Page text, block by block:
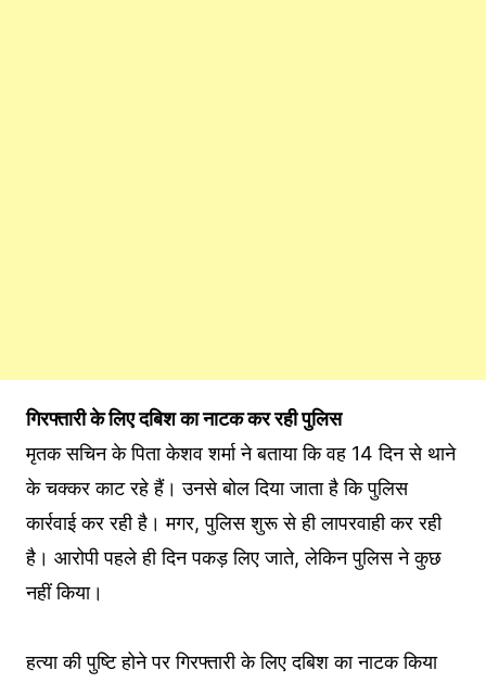
गिरफ्तारी के लिए दबिश का नाटक कर रही पुलिस
मृतक सचिन के पिता केशव शर्मा ने बताया कि वह 14 दिन से थाने
के चक्कर काट रहे हैं। उनसे बोल दिया जाता है कि पुलिस
कार्रवाई कर रही है। मगर, पुलिस शुरू से ही लापरवाही कर रही
है। आरोपी पहले ही दिन पकड़ लिए जाते, लेकिन पुलिस ने कुछ
नहीं किया।
हत्या की पुष्टि होने पर गिरफ्तारी के लिए दबिश का नाटक किया